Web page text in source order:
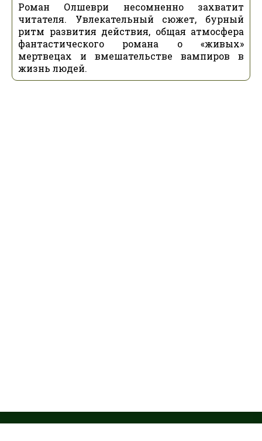
Роман Олшеври несомненно захватит
читателя. Увлекательный сюжет, бурный
ритм развития действия, общая атмосфера
фантастического романа о «живых»
мертвецах и вмешательстве вампиров в
жизнь людей.